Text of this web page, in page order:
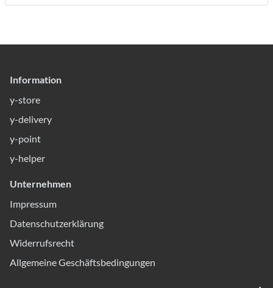
Information
y-store
y-delivery
y-point
y-helper
Unternehmen
Impressum
Datenschutzerklärung
Widerrufsrecht
Allgemeine Geschäftsbedingungen